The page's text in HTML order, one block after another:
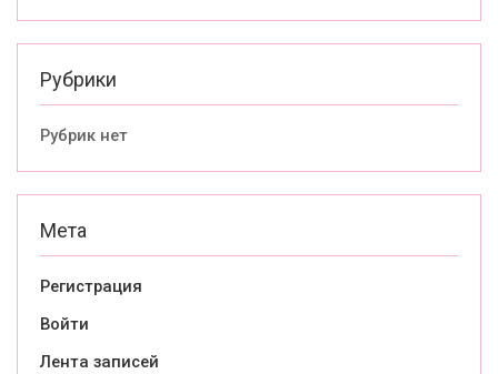
Рубрики
Рубрик нет
Мета
Регистрация
Войти
Лента записей